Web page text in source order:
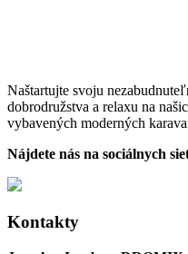
Naštartujte svoju
dobrodružstva a relaxu na
vybavených moderných
Nájdete nás na sociálnych
Kontakty